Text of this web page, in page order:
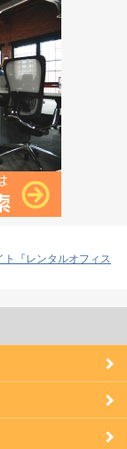
『レンタルオフィス